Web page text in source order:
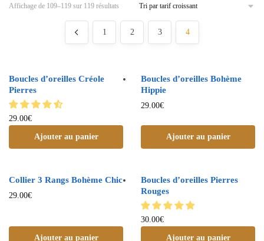
Affichage de 109–119 sur 119 résultats
1 2 3 4
Boucles d’oreilles Créole
Pierres
29.00€
Ajouter au panier
Boucles d’oreilles Bohème
Hippie
29.00€
Ajouter au panier
Collier 3 Rangs Bohème Chic
29.00€
Ajouter au panier
Boucles d’oreilles Pierres
Rouges
30.00€
Ajouter au panier